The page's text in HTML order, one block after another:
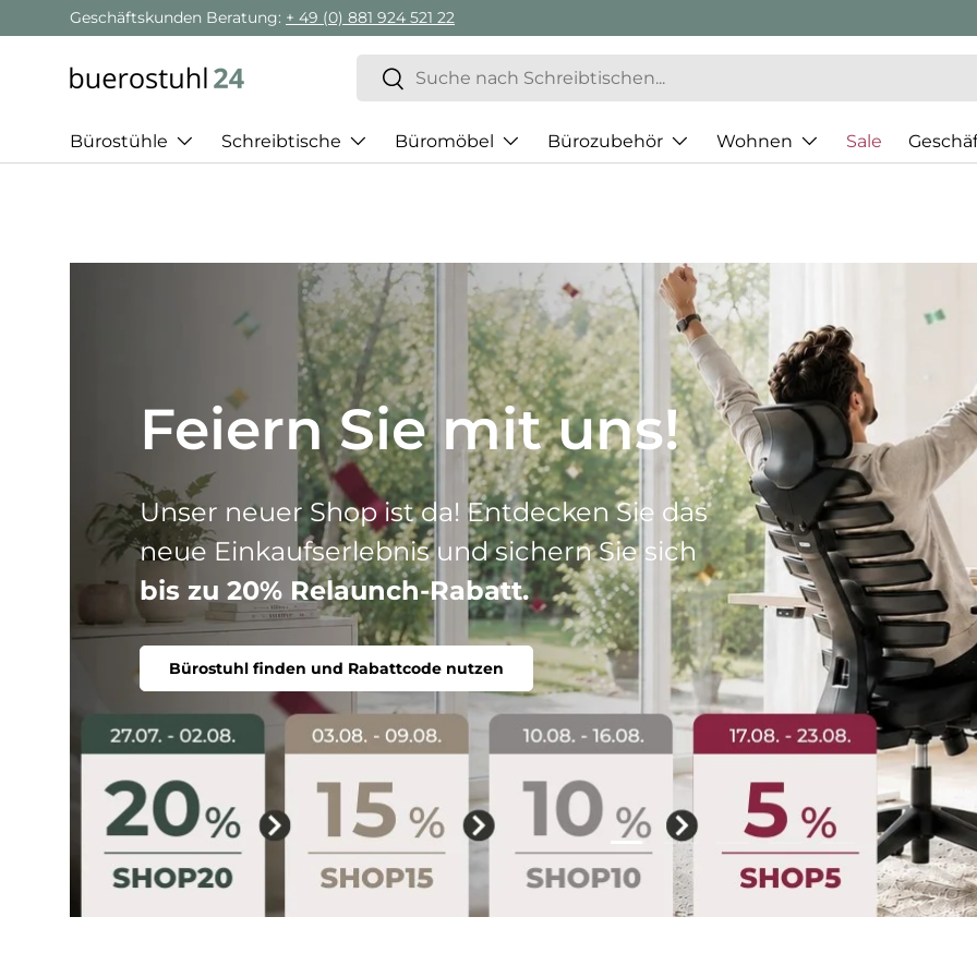
Direkt zum Inhalt
Geschäftskunden Beratung: + 49 (0) 881 924 521 22
Suchen
Suchen
Bürostühle Schreibtische Büromöbel Bürozubehör Wohnen Sale
Best of HJH
Drei Produktlinien, ein Ziel: Ihr perfekter
Stuhl. Ergonomisch, komfortabel, individuell.
Bürostuhl finden
Folie laden 1 von 5
Folie laden 2 von 5
Folie laden 3 von 5
Folie laden 4 von 5
Folie laden 5